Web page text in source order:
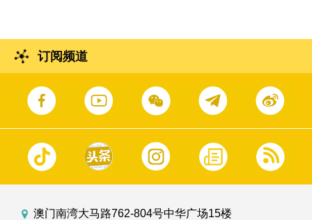
订阅频道
澳门南湾大马路762-804号中华广场15楼